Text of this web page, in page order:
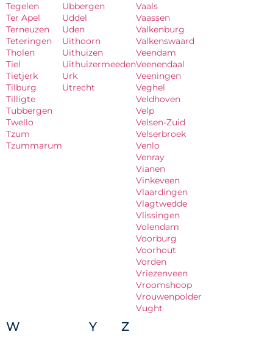
Tegelen
Ter Apel
Terneuzen
Teteringen
Tholen
Tiel
Tietjerk
Tilburg
Tilligte
Tubbergen
Twello
Tzum
Tzummarum
Ubbergen
Uddel
Uden
Uithoorn
Uithuizen
Uithuizermeeden
Urk
Utrecht
Vaals
Vaassen
Valkenburg
Valkenswaard
Veendam
Veenendaal
Veeningen
Veghel
Veldhoven
Velp
Velsen-Zuid
Velserbroek
Venlo
Venray
Vianen
Vinkeveen
Vlaardingen
Vlagtwedde
Vlissingen
Volendam
Voorburg
Voorhout
Vorden
Vriezenveen
Vroomshoop
Vrouwenpolder
Vught
W Y Z